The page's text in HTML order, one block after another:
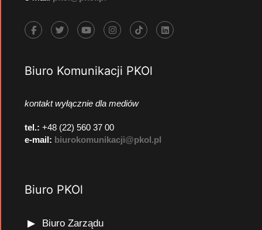
Biuro Komunikacji PKOl
kontakt wyłącznie dla mediów
tel.: +48 (22) 560 37 00
e-mail: biurokomunikacji@pkol.pl
Biuro PKOl
Biuro Zarządu